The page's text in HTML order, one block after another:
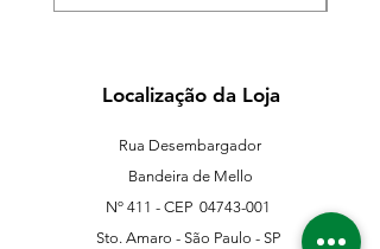
Localização da Loja
Rua Desembargador
Bandeira de Mello
Nº 411 - CEP 04743-001
Sto. Amaro - São Paulo - SP